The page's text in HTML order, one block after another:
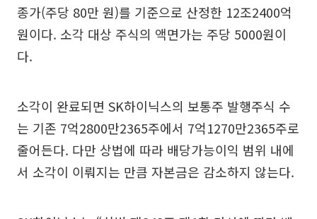
종가(주당 80만 원)를 기준으로 산정한 12조2400억
원이다. 소각 대상 주식의 액면가는 주당 5000원이
다.
소각이 완료되면 SK하이닉스의 보통주 발행주식 수
는 기존 7억2800만2365주에서 7억1270만2365주로
줄어든다. 다만 상법에 따라 배당가능이익 범위 내에
서 소각이 이뤄지는 만큼 자본금은 감소하지 않는다.